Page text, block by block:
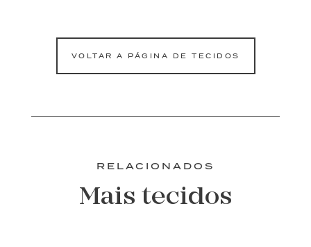
VOLTAR A PÁGINA DE TECIDOS
RELACIONADOS
Mais tecidos